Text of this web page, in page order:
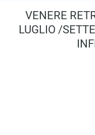
VENERE
LUGLIO /